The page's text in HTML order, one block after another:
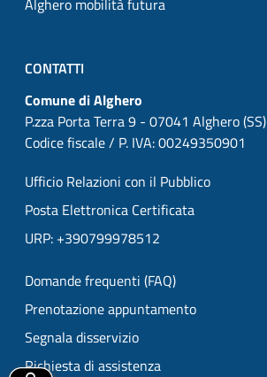
Alghero mobilità futura
CONTATTI
Comune di Alghero
P.zza Porta Terra 9 - 07041 Alghero (SS)
Codice fiscale / P. IVA: 00249350901
Ufficio Relazioni con il Pubblico
Posta Elettronica Certificata
URP: +390799978512
Domande frequenti (FAQ)
Prenotazione appuntamento
Segnala disservizio
Richiesta di assistenza